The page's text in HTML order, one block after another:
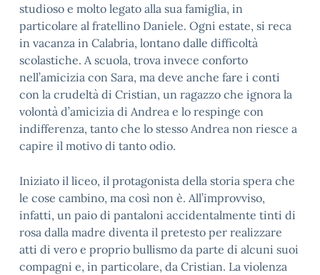
studioso e molto legato alla sua famiglia, in
particolare al fratellino Daniele. Ogni estate, si reca
in vacanza in Calabria, lontano dalle difficoltà
scolastiche. A scuola, trova invece conforto
nell’amicizia con Sara, ma deve anche fare i conti
con la crudeltà di Cristian, un ragazzo che ignora la
volontà d’amicizia di Andrea e lo respinge con
indifferenza, tanto che lo stesso Andrea non riesce a
capire il motivo di tanto odio.
Iniziato il liceo, il protagonista della storia spera che
le cose cambino, ma così non è. All’improvviso,
infatti, un paio di pantaloni accidentalmente tinti di
rosa dalla madre diventa il pretesto per realizzare
atti di vero e proprio bullismo da parte di alcuni suoi
compagni e, in particolare, da Cristian. La violenza